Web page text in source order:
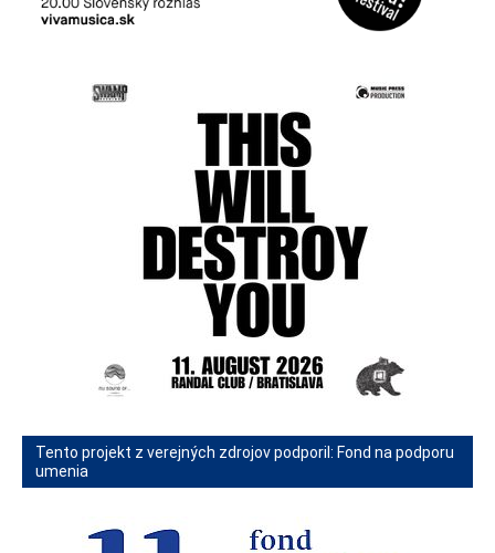
Tento projekt z verejných zdrojov podporil: Fond na podporu
umenia